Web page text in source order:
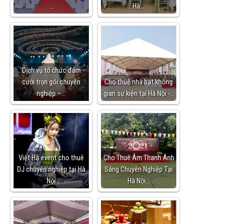
…
Hà…
Dịch vụ tổ chức đám
cưới trọn gói chuyên
nghiệp –…
Cho thuê nhà bạt không
gian sự kiện tại Hà Nội -…
Việt Hà event cho thuê
DJ chuyên nghiệp tại Hà
Nội
Cho Thuê Âm Thanh Ánh
Sáng Chuyên Nghiệp Tại
Hà Nội…